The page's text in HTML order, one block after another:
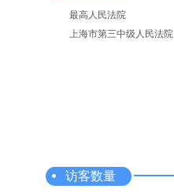
最高人民法院
上海市第三中级人民法院
访客数量